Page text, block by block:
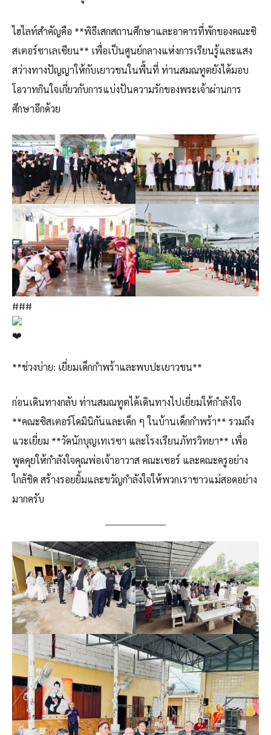
ไฮไลท์สำคัญคือ **พิธีเสกสถานศึกษาและอาคารที่พักของคณะซิ
สเตอร์ซาเลเซียน** เพื่อเป็นศูนย์กลางแห่งการเรียนรู้และแสง
สว่างทางปัญญาให้กับเยาวชนในพื้นที่ ท่านสมณทูตยังได้มอบ
โอวาทกินใจเกี่ยวกับการแบ่งปันความรักของพระเจ้าผ่านการ
ศึกษาอีกด้วย
###
**ช่วงบ่าย: เยี่ยมเด็กกำพร้าและพบปะเยาวชน**
ก่อนเดินทางกลับ ท่านสมณทูตได้เดินทางไปเยี่ยมให้กำลังใจ
**คณะซิสเตอร์โดมินิกันและเด็ก ๆ ในบ้านเด็กกำพร้า** รวมถึง
แวะเยี่ยม **วัดนักบุญเทเรซา และโรงเรียนภัทรวิทยา** เพื่อ
พูดคุยให้กำลังใจคุณพ่อเจ้าอาวาส คณะเซอร์ และคณะครูอย่าง
ใกล้ชิด สร้างรอยยิ้มและขวัญกำลังใจให้พวกเราชาวแม่สอดอย่าง
มากครับ